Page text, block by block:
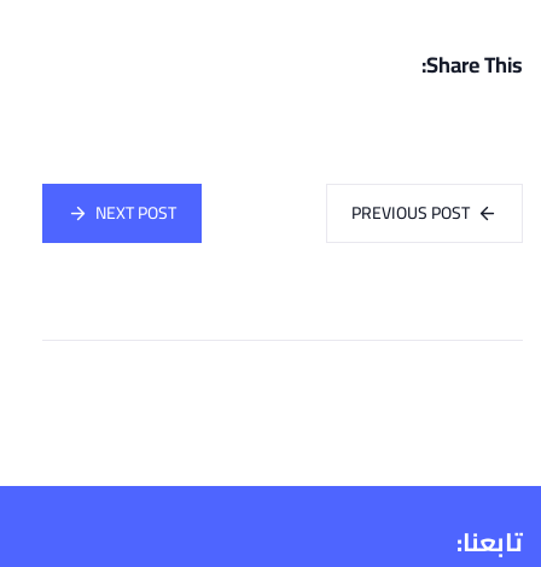
Share This:
PREVIOUS POST
NEXT POST
تابعنا: